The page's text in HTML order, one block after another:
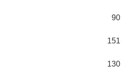
90
151
130